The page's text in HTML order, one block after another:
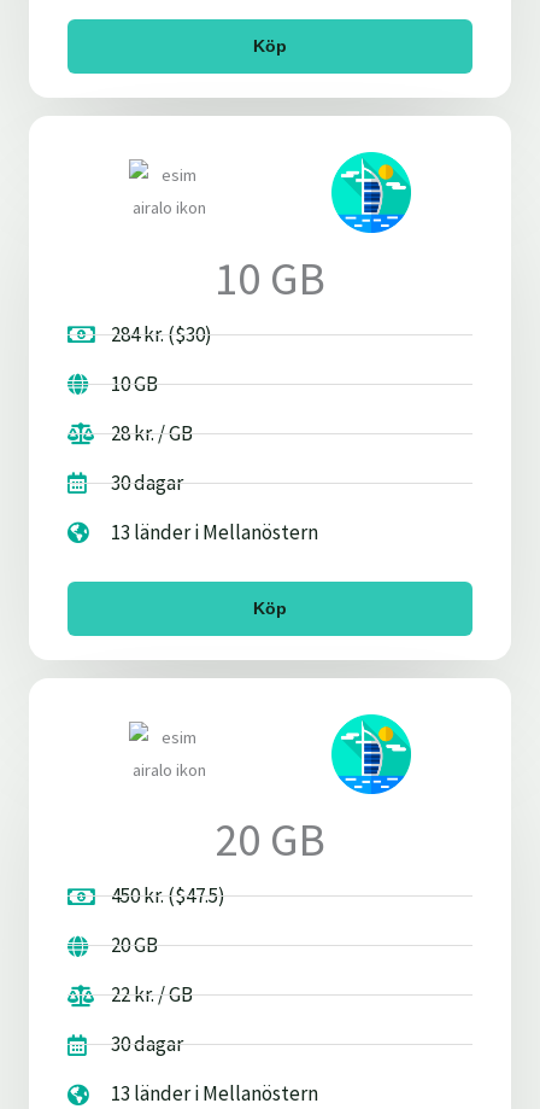
Köp
10 GB
284 kr. ($30)
10 GB
28 kr. / GB
30 dagar
13 länder i Mellanöstern
Köp
20 GB
450 kr. ($47.5)
20 GB
22 kr. / GB
30 dagar
13 länder i Mellanöstern